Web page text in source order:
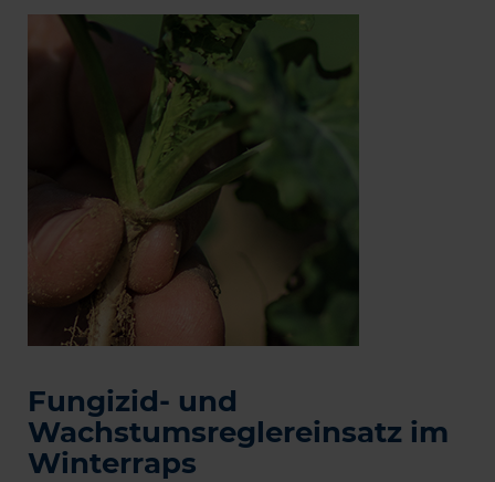
Fungizid- und
Wachstumsreglereinsatz im
Winterraps